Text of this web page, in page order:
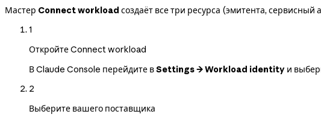
Мастер Connect workload создаёт все три ресурса (эмитента,
1
Откройте Connect workload
В Claude Console перейдите вSettings → Workload identity и
2
Выберите вашего поставщика